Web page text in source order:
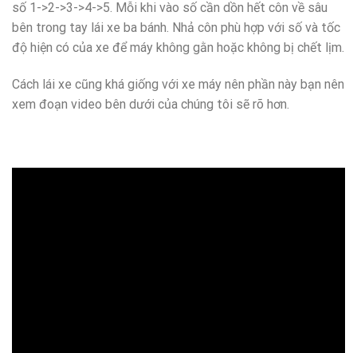
số 1->2->3->4->5. Mỗi khi vào số cần dồn hết côn về sâu
bên trong tay lái xe ba bánh. Nhả côn phù hợp với số và tốc
độ hiện có của xe để máy không gằn hoặc không bị chết lịm.
Cách lái xe cũng khá giống với xe máy nên phần này bạn nên
xem đoạn video bên dưới của chúng tôi sẽ rõ hơn.